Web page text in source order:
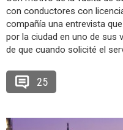
con conductores con
compañía una entrevista
por la ciudad en uno de sus
de que cuando solicité el
25